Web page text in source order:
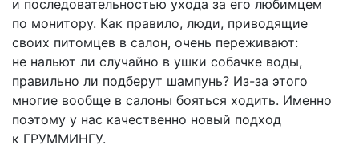
и последовательностью ухода за его любимцем
по монитору. Как правило, люди, приводящие
своих питомцев в салон, очень переживают:
не нальют ли случайно в ушки собачке воды,
правильно ли подберут шампунь? Из-за этого
многие вообще в салоны бояться ходить. Именно
поэтому у нас качественно новый подход
к ГРУММИНГУ.